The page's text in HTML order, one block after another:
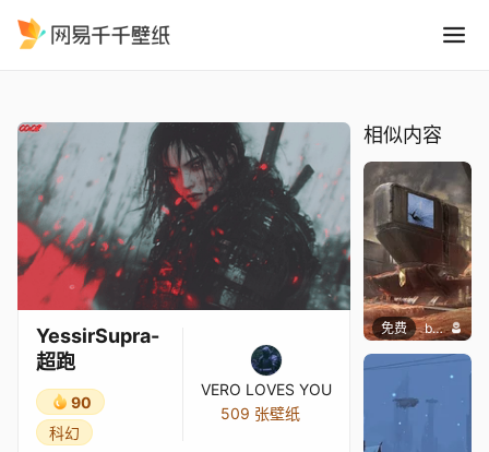
YessirSupra-
超跑
90
科幻
VERO LOVES YOU
509 张壁纸
相似内容
免费 butcho